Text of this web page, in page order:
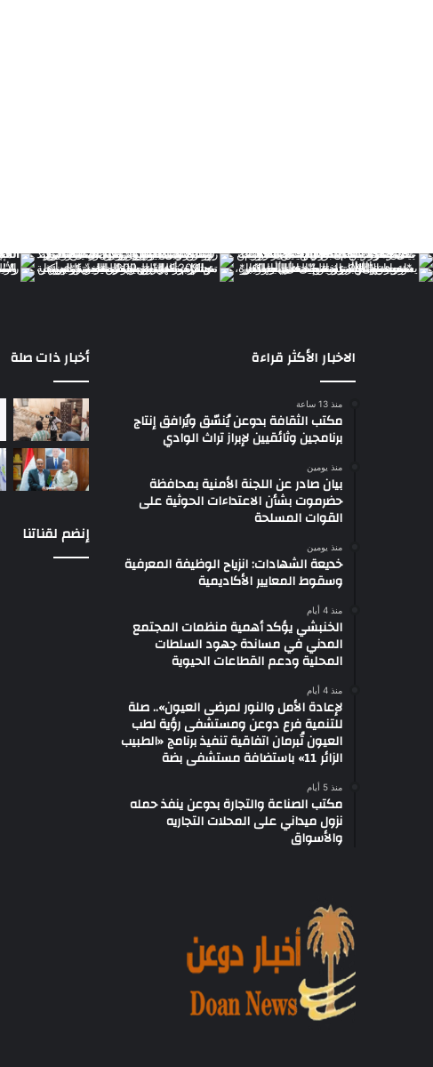
الاخبار الأكثر قراءة
منذ 13 ساعة
مكتب الثقافة بدوعن يُنسّق ويُرافق إنتاج
برنامجين وثائقيين لإبراز تراث الوادي
منذ يومين
بيان صادر عن اللجنة الأمنية بمحافظة
حضرموت بشأن الاعتداءات الحوثية على
القوات المسلحة
منذ يومين
خديعة الشهادات: انزياح الوظيفة المعرفية
وسقوط المعايير الأكاديمية
منذ 4 أيام
الخنبشي يؤكد أهمية منظمات المجتمع
المدني في مساندة جهود السلطات
المحلية ودعم القطاعات الحيوية
منذ 4 أيام
لإعادة الأمل والنور لمرضى العيون».. صلة
للتنمية فرع دوعن ومستشفى رؤية لطب
العيون تُبرمان اتفاقية تنفيذ برنامج «الطبيب
الزائر 11» باستضافة مستشفى بضة
منذ 5 أيام
مكتب الصناعة والتجارة بدوعن ينفذ حمله
نزول ميداني على المحلات التجاريه
والأسواق
أخبار ذات صلة
إنضم لقناتنا